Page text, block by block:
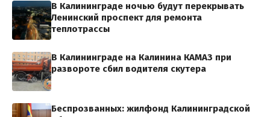
В Калининграде ночью будут перекрывать
Ленинский проспект для ремонта
теплотрассы
В Калининграде на Калинина КАМАЗ при
развороте сбил водителя скутера
Беспрозванных: жилфонд Калининградской